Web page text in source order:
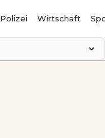
Polizei Wirtschaft